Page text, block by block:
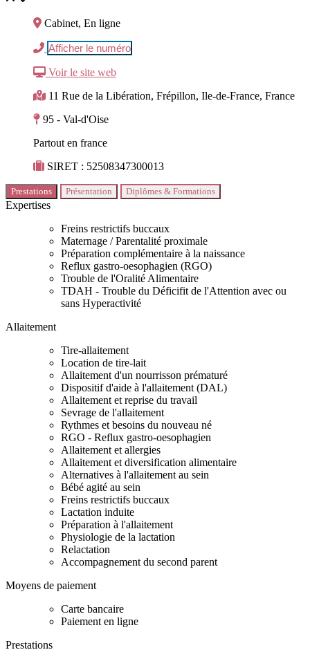
Cabinet, En ligne
Afficher le numéro
Voir le site web
11 Rue de la Libération, Frépillon, Ile-de-France, France
95 - Val-d'Oise
Partout en france
SIRET : 52508347300013
Prestations Présentation Diplômes & Formations
Expertises
Freins restrictifs buccaux
Maternage / Parentalité proximale
Préparation complémentaire à la naissance
Reflux gastro-oesophagien (RGO)
Trouble de l'Oralité Alimentaire
TDAH - Trouble du Déficifit de l'Attention avec ou
sans Hyperactivité
Allaitement
Tire-allaitement
Location de tire-lait
Allaitement d'un nourrisson prématuré
Dispositif d'aide à l'allaitement (DAL)
Allaitement et reprise du travail
Sevrage de l'allaitement
Rythmes et besoins du nouveau né
RGO - Reflux gastro-oesophagien
Allaitement et allergies
Allaitement et diversification alimentaire
Alternatives à l'allaitement au sein
Bébé agité au sein
Freins restrictifs buccaux
Lactation induite
Préparation à l'allaitement
Physiologie de la lactation
Relactation
Accompagnement du second parent
Moyens de paiement
Carte bancaire
Paiement en ligne
Prestations